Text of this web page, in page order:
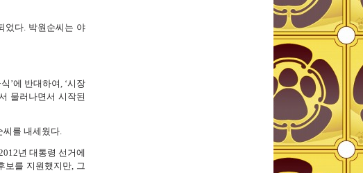
었다. 박원순씨는 야
’에 반대하여, ‘시장
물러나면서 시작된
씨를 내세웠다.
년 대통령 선거에
보를 지원했지만, 그